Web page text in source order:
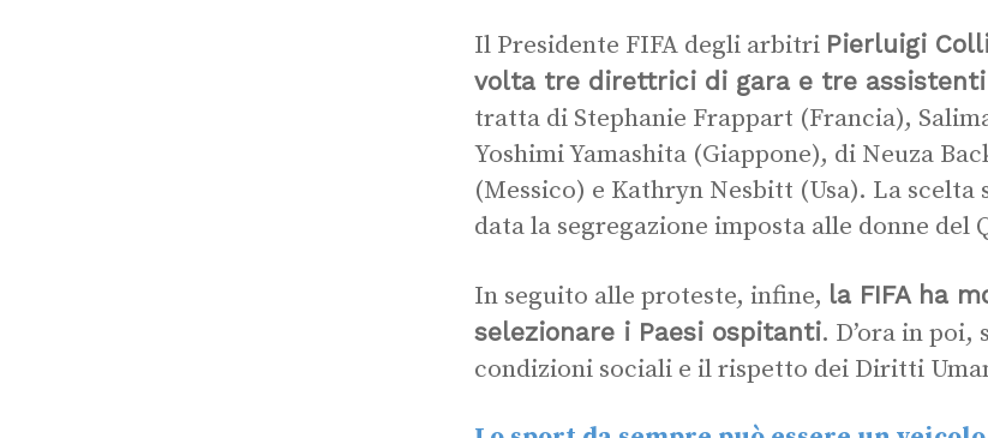
Il Presidente FIFA degli arbitri Pierluigi
volta tre direttrici di gara e tre assistenti
tratta di Stephanie Frappart (Francia),
Yoshimi Yamashita (Giappone), di Neuza
(Messico) e Kathryn Nesbitt (Usa). La
data la segregazione imposta alle donne del
In seguito alle proteste, infine, la FIFA ha
selezionare i Paesi ospitanti. D’ora in poi,
condizioni sociali e il rispetto dei Diritti